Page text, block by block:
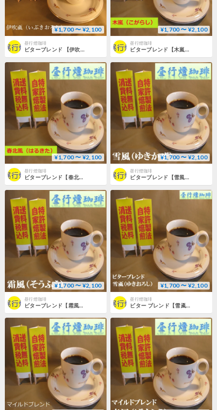
¥1,700 〜 ¥2,100
昼行燈珈琲
ビターブレンド 【伊吹颪（いぶきおろし）】
¥1,700 〜 ¥2,100
昼行燈珈琲
ビターブレンド【木嵐（こがらし）】
¥1,700 〜 ¥2,100
昼行燈珈琲
ビターブレンド【春北風（はるきた）】
¥1,700 〜 ¥2,100
昼行燈珈琲
ビターブレンド【雪風（ゆきかぜ）】
¥1,700 〜 ¥2,100
昼行燈珈琲
ビターブレンド【霜風（そうふう）】
¥1,700 〜 ¥2,100
昼行燈珈琲
ビター ブレンド【雪颪（ゆきおろし）】